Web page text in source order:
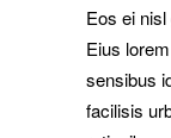
Eos ei
Eius
sensibus
facilisis